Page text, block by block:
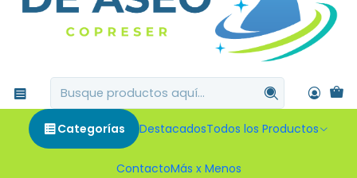
Categorías DestacadosTodos los Productos
ContactoMás x Menos